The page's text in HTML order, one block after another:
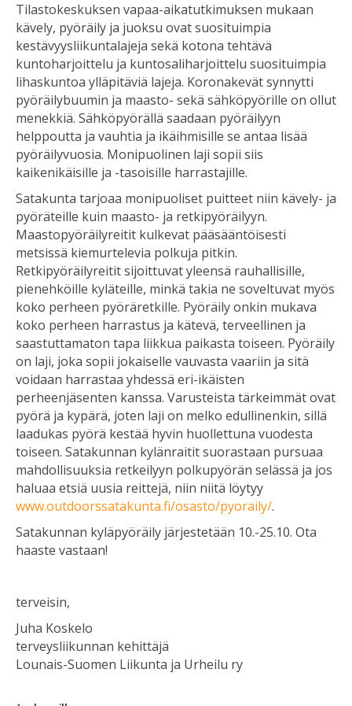
Tilastokeskuksen vapaa-aikatutkimuksen mukaan
kävely, pyöräily ja juoksu ovat suosituimpia
kestävyysliikuntalajeja sekä kotona tehtävä
kuntoharjoittelu ja kuntosaliharjoittelu suosituimpia
lihaskuntoa ylläpitäviä lajeja. Koronakevät synnytti
pyöräilybuumin ja maasto- sekä sähköpyörille on ollut
menekkiä. Sähköpyörällä saadaan pyöräilyyn
helppoutta ja vauhtia ja ikäihmisille se antaa lisää
pyöräilyvuosia. Monipuolinen laji sopii siis
kaikenikäisille ja -tasoisille harrastajille.
Satakunta tarjoaa monipuoliset puitteet niin kävely- ja
pyöräteille kuin maasto- ja retkipyöräilyyn.
Maastopyöräilyreitit kulkevat pääsääntöisesti
metsissä kiemurtelevia polkuja pitkin.
Retkipyöräilyreitit sijoittuvat yleensä rauhallisille,
pienehköille kyläteille, minkä takia ne soveltuvat myös
koko perheen pyöräretkille. Pyöräily onkin mukava
koko perheen harrastus ja kätevä, terveellinen ja
saastuttamaton tapa liikkua paikasta toiseen. Pyöräily
on laji, joka sopii jokaiselle vauvasta vaariin ja sitä
voidaan harrastaa yhdessä eri-ikäisten
perheenjäsenten kanssa. Varusteista tärkeimmät ovat
pyörä ja kypärä, joten laji on melko edullinenkin, sillä
laadukas pyörä kestää hyvin huollettuna vuodesta
toiseen. Satakunnan kylänraitit suorastaan pursuaa
mahdollisuuksia retkeilyyn polkupyörän selässä ja jos
haluaa etsiä uusia reittejä, niin niitä löytyy
www.outdoorssatakunta.fi/osasto/pyoraily/.
Satakunnan kyläpyöräily järjestetään 10.-25.10. Ota
haaste vastaan!
terveisin,
Juha Koskelo
terveysliikunnan kehittäjä
Lounais-Suomen Liikunta ja Urheilu ry